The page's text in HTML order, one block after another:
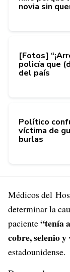
novia sin
[Fotos]
policía que
del país
Político
víctima de
burlas
Médicos del
determinar la
paciente“tenía
cobre, selenio
estadounidense.